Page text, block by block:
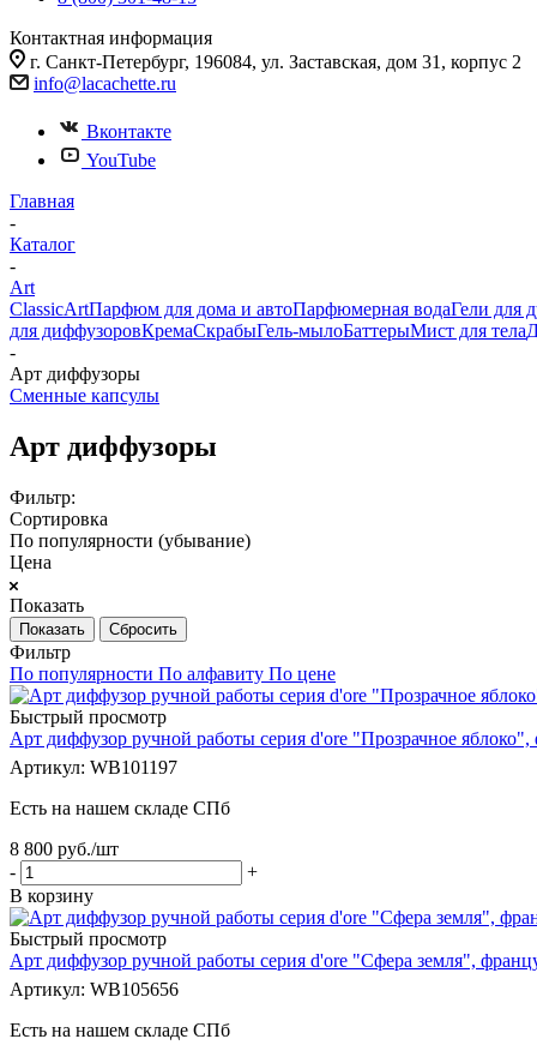
Контактная информация
г. Санкт-Петербург, 196084, ул. Заставская, дом 31, корпус 2
info@lacachette.ru
Вконтакте
YouTube
Главная
-
Каталог
-
Art
ClassicArtПарфюм для дома и автоПарфюмерная водаГели для
для диффузоровКремаСкрабыГель-мылоБаттерыМист для тела
-
Арт диффузоры
Сменные капсулы
Арт диффузоры
Фильтр:
Сортировка
По популярности (убывание)
Цена
Показать
Сбросить
Фильтр
По популярности По алфавиту По цене
Быстрый просмотр
Арт диффузор ручной работы серия d'ore "Прозрачное
Артикул: WB101197
Есть на нашем складе СПб
8 800 руб./шт
-
+
В корзину
Быстрый просмотр
Арт диффузор ручной работы серия d'ore "Сфера земля",
Артикул: WB105656
Есть на нашем складе СПб